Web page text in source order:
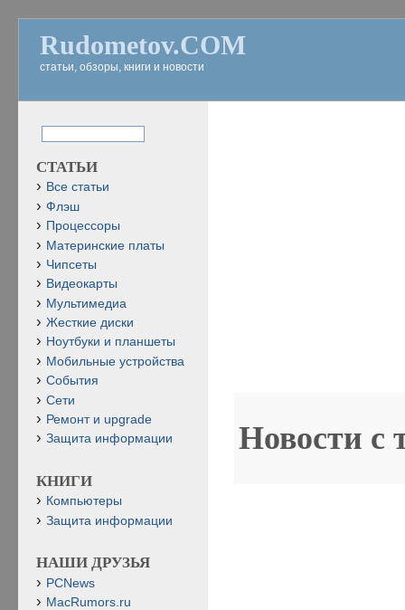
Rudometov.COM
статьи, обзоры, книги и новости
Новости с
СТАТЬИ
Все статьи
Флэш
Процессоры
Материнские платы
Чипсеты
Видеокарты
Мультимедиа
Жесткие диски
Ноутбуки и планшеты
Мобильные устройства
События
Сети
Ремонт и upgrade
Защита информации
КНИГИ
Компьютеры
Защита информации
НАШИ ДРУЗЬЯ
PCNews
MacRumors.ru